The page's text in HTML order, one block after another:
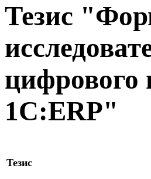
Тезис
цифрового
1С:ERP"
Тезис